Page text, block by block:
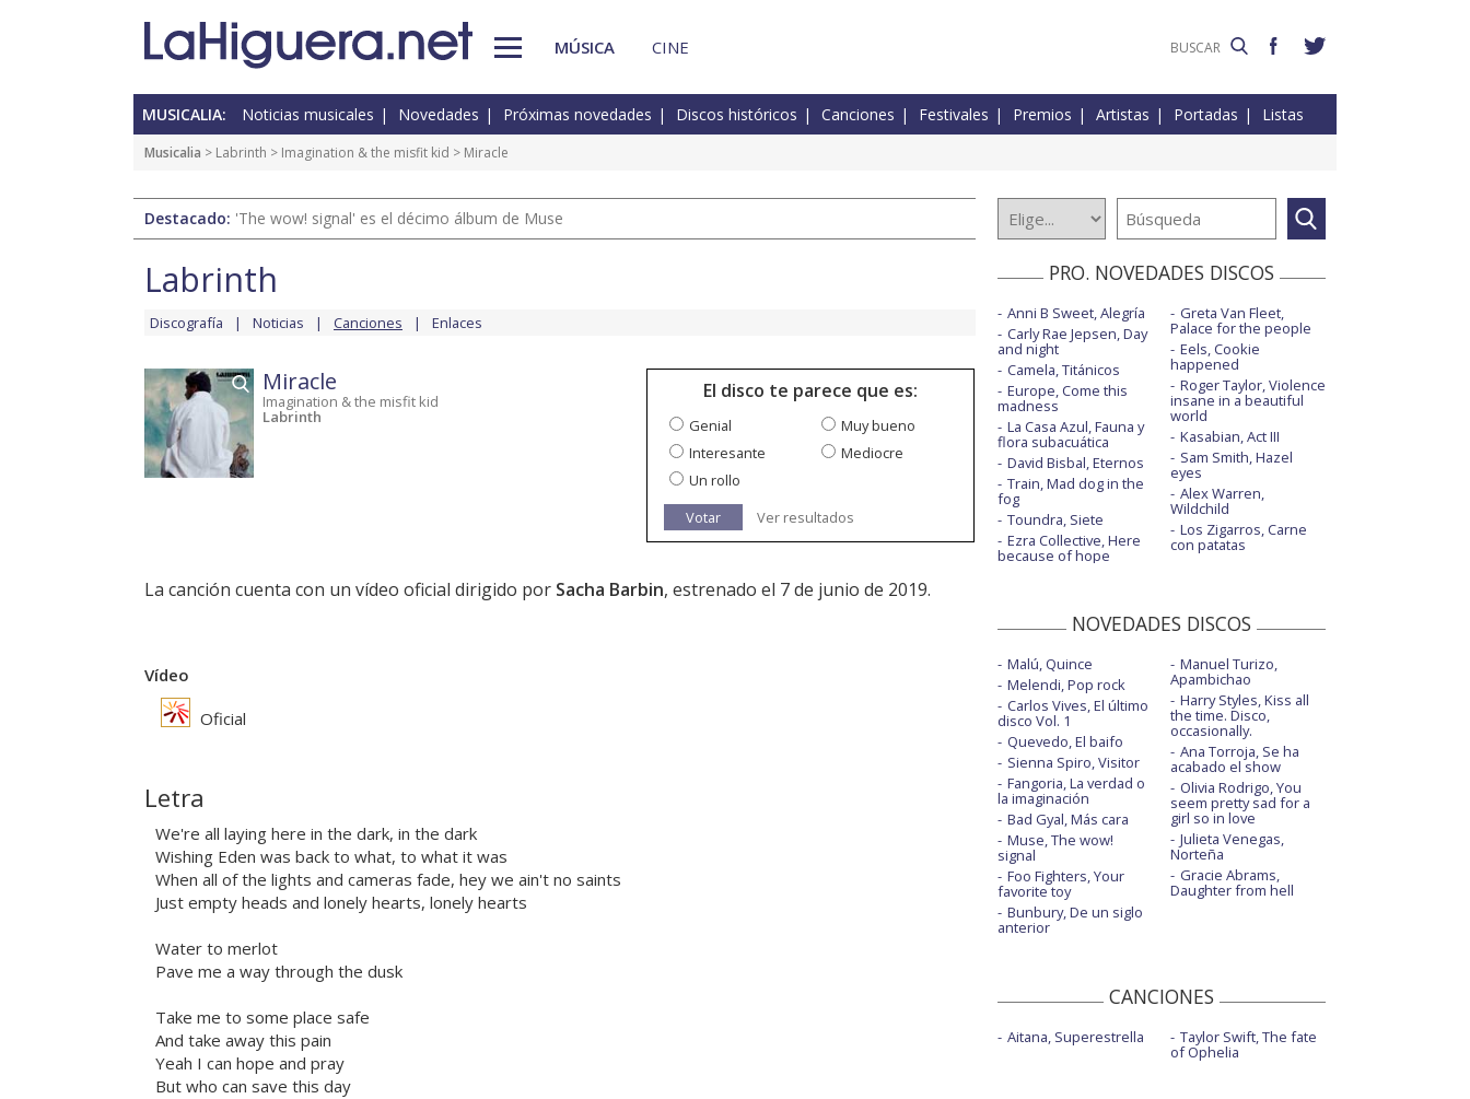
MÚSICA CINE
MUSICALIA: Noticias musicales Novedades Próximas novedades Discos históricos Canciones Festivales Premios Artistas Portadas Listas
Musicalia > Labrinth > Imagination & the misfit kid > Miracle
Destacado: 'The wow! signal' es el décimo álbum de Muse
Labrinth
Discografía Noticias Canciones Enlaces
Miracle
Imagination & the misfit kid
Labrinth
El disco te parece que es:
Genial
Muy bueno
Interesante
Mediocre
Un rollo
Votar
Ver resultados
La canción cuenta con un vídeo oficial dirigido por Sacha Barbin, estrenado el 7 de junio de 2019.
Vídeo
Oficial
Letra
We're all laying here in the dark, in the dark
Wishing Eden was back to what, to what it was
When all of the lights and cameras fade, hey we ain't no saints
Just empty heads and lonely hearts, lonely hearts
Water to merlot
Pave me a way through the dusk
Take me to some place safe
And take away this pain
Yeah I can hope and pray
But who can save this day
PRO. NOVEDADES DISCOS
Anni B Sweet, Alegría
Carly Rae Jepsen, Day
and night
Camela, Titánicos
Europe, Come this
madness
La Casa Azul, Fauna y
flora subacuática
David Bisbal, Eternos
Train, Mad dog in the
fog
Toundra, Siete
Ezra Collective, Here
because of hope
Greta Van Fleet,
Palace for the people
Eels, Cookie
happened
Roger Taylor, Violence
insane in a beautiful
world
Kasabian, Act III
Sam Smith, Hazel
eyes
Alex Warren,
Wildchild
Los Zigarros, Carne
con patatas
NOVEDADES DISCOS
Malú, Quince
Melendi, Pop rock
Carlos Vives, El último
disco Vol. 1
Quevedo, El baifo
Sienna Spiro, Visitor
Fangoria, La verdad o
la imaginación
Bad Gyal, Más cara
Muse, The wow!
signal
Foo Fighters, Your
favorite toy
Bunbury, De un siglo
anterior
Manuel Turizo,
Apambichao
Harry Styles, Kiss all
the time. Disco,
occasionally.
Ana Torroja, Se ha
acabado el show
Olivia Rodrigo, You
seem pretty sad for a
girl so in love
Julieta Venegas,
Norteña
Gracie Abrams,
Daughter from hell
CANCIONES
Aitana, Superestrella Taylor Swift, The fate
of Ophelia